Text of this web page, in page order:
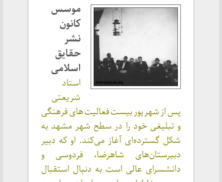
موسس
کانون
نشر
حقایق
اسلامی
استاد
شریعتی
پس از شهریور بیست فعالیت های فرهنگی
و تبلیغی خود را در سطح شهر مشهد به
شکل گسترده‌ای آغاز می‌کند. او که دبیر
دبیرستان‌های شاهرضا، فردوسی و
دانشسرای عالی است به دنبال استقبال